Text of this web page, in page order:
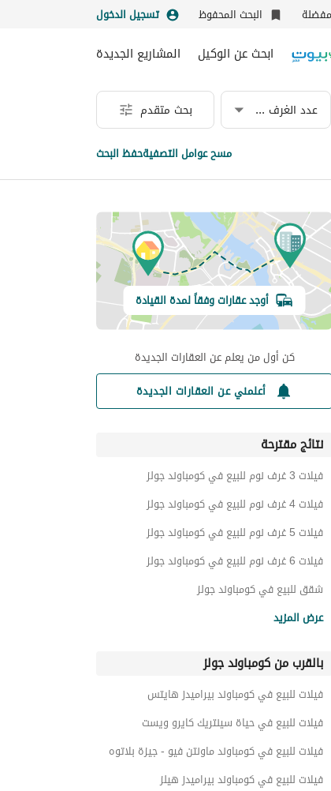
البحث المحفوظ تسجيل الدخول
ابحث عن الوكيل المشاريع الجديدة
عدد الغرف & الحمامات بحث متقدم
مسح عوامل التصفيةحفظ البحث
أوجد عقارات وفقاً لمدة القيادة
كن أول من يعلم عن العقارات الجديدة
أعلمني عن العقارات الجديدة
نتائج مقترحة
فيلات 3 غرف نوم للبيع في كومباوند جولز
فيلات 4 غرف نوم للبيع في كومباوند جولز
فيلات 5 غرف نوم للبيع في كومباوند جولز
فيلات 6 غرف نوم للبيع في كومباوند جولز
شقق للبيع في كومباوند جولز
عقارات للبيع في كومباوند جولز
عرض المزيد
بالقرب من كومباوند جولز
فيلات للبيع في كومباوند بيراميدز هايتس
فيلات للبيع في حياة سينتريك كايرو ويست
فيلات للبيع في كومباوند ماونتن فيو - جيزة بلاتوه
فيلات للبيع في كومباوند بيراميدز هيلز